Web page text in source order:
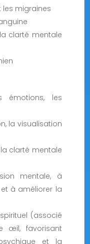
les migraines
clarté mentale
émotions, les
la visualisation
clarté mentale
mentale, à
à améliorer la
(associé
œil, favorisant
et la